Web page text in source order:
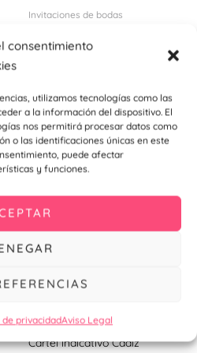
consentimiento
utilizamos tecnologías como las
a la información del dispositivo. El
nos permitirá procesar datos como
o las identificaciones únicas en este
puede afectar
y funciones.
de privacidadAviso Legal
pueden
en
la
página
de
producto
Invitaciones de bodas
0,99€
Añadir al
carrito
Este
tiene
variantes.
opciones
pueden
elegir
Carteles indicativos para eventos
Cartel indicativo Cádiz